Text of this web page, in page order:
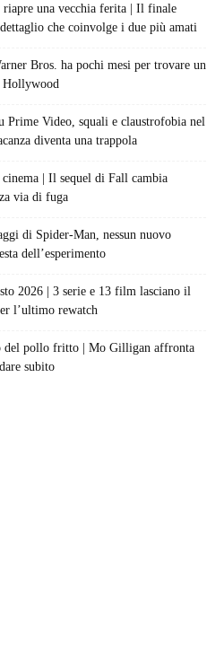
una vecchia ferita | Il finale
che coinvolge i due più amati
Bros. ha pochi mesi per trovare un
Hollywood
Prime Video, squali e claustrofobia nel
diventa una trappola
| Il sequel di Fall cambia
via di fuga
di Spider-Man, nessun nuovo
dell’esperimento
2026 | 3 serie e 13 film lasciano il
l’ultimo rewatch
del pollo fritto | Mo Gilligan affronta
subito